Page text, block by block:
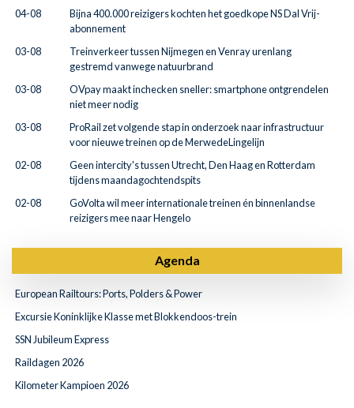
04-08
Bijna 400.000 reizigers kochten het goedkope NS Dal Vrij-
abonnement
03-08
Treinverkeer tussen Nijmegen en Venray urenlang
gestremd vanwege natuurbrand
03-08
OVpay maakt inchecken sneller: smartphone ontgrendelen
niet meer nodig
03-08
ProRail zet volgende stap in onderzoek naar infrastructuur
voor nieuwe treinen op de MerwedeLingelijn
02-08
Geen intercity's tussen Utrecht, Den Haag en Rotterdam
tijdens maandagochtendspits
02-08
GoVolta wil meer internationale treinen én binnenlandse
reizigers mee naar Hengelo
Agenda
European Railtours: Ports, Polders & Power
Excursie Koninklijke Klasse met Blokkendoos-trein
SSN Jubileum Express
Raildagen 2026
Kilometer Kampioen 2026